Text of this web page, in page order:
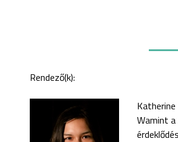
Rendező(k):
Wamint